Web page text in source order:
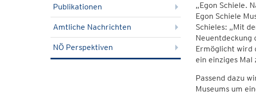
Publikationen
Amtliche Nachrichten
NÖ Perspektiven
„Egon Schiele.
Egon Schiele
Schieles: „Mit
Neuentdeckung
Ermöglicht wird
ein einziges Mal
Passend dazu
Museums um